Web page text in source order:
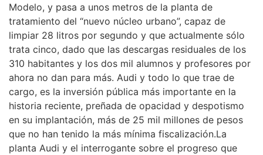
Modelo, y pasa a unos metros de la planta de
tratamiento del “nuevo núcleo urbano”, capaz de
limpiar 28 litros por segundo y que actualmente sólo
trata cinco, dado que las descargas residuales de los
310 habitantes y los dos mil alumnos y profesores por
ahora no dan para más. Audi y todo lo que trae de
cargo, es la inversión pública más importante en la
historia reciente, preñada de opacidad y despotismo
en su implantación, más de 25 mil millones de pesos
que no han tenido la más mínima fiscalización.La
planta Audi y el interrogante sobre el progreso que